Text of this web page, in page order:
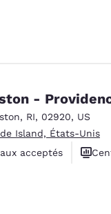
-
, RI, 02920, US
Island, États-Unis
acceptés
70 recensioni